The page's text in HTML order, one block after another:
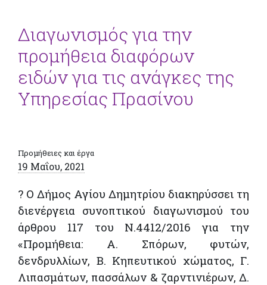
Διαγωνισμός για την
προμήθεια διαφόρων
ειδών για τις ανάγκες της
Υπηρεσίας Πρασίνου
Προμήθειες και έργα
19 Μαΐου, 2021
? Ο Δήμος Αγίου Δημητρίου διακηρύσσει τη
διενέργεια συνοπτικού διαγωνισμού του
άρθρου 117 του Ν.4412/2016 για την
«Προμήθεια: A. Σπόρων, φυτών,
δενδρυλλίων, Β. Κηπευτικού χώματος, Γ.
Λιπασμάτων, πασσάλων & ζαρντινιέρων, Δ.